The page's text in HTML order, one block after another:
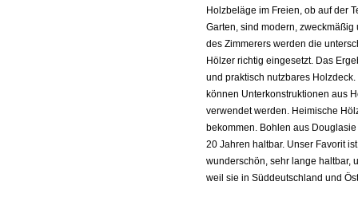
Holzbeläge im Freien, ob auf der
Garten, sind modern,
des Zimmerers werden die
Hölzer richtig eingesetzt. Das
und praktisch nutzbares
können Unterkonstruktionen aus
verwendet werden. Heimische
bekommen. Bohlen aus
20 Jahren haltbar. Unser Favorit
wunderschön, sehr lange haltbar,
weil sie in Süddeutschland und